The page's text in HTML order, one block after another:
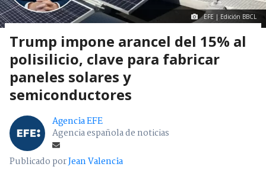
EFE | Edición BBCL
Trump impone arancel del 15% al
polisilicio, clave para fabricar
paneles solares y
semiconductores
Agencia EFE
Agencia española de noticias
Publicado porJean Valencia